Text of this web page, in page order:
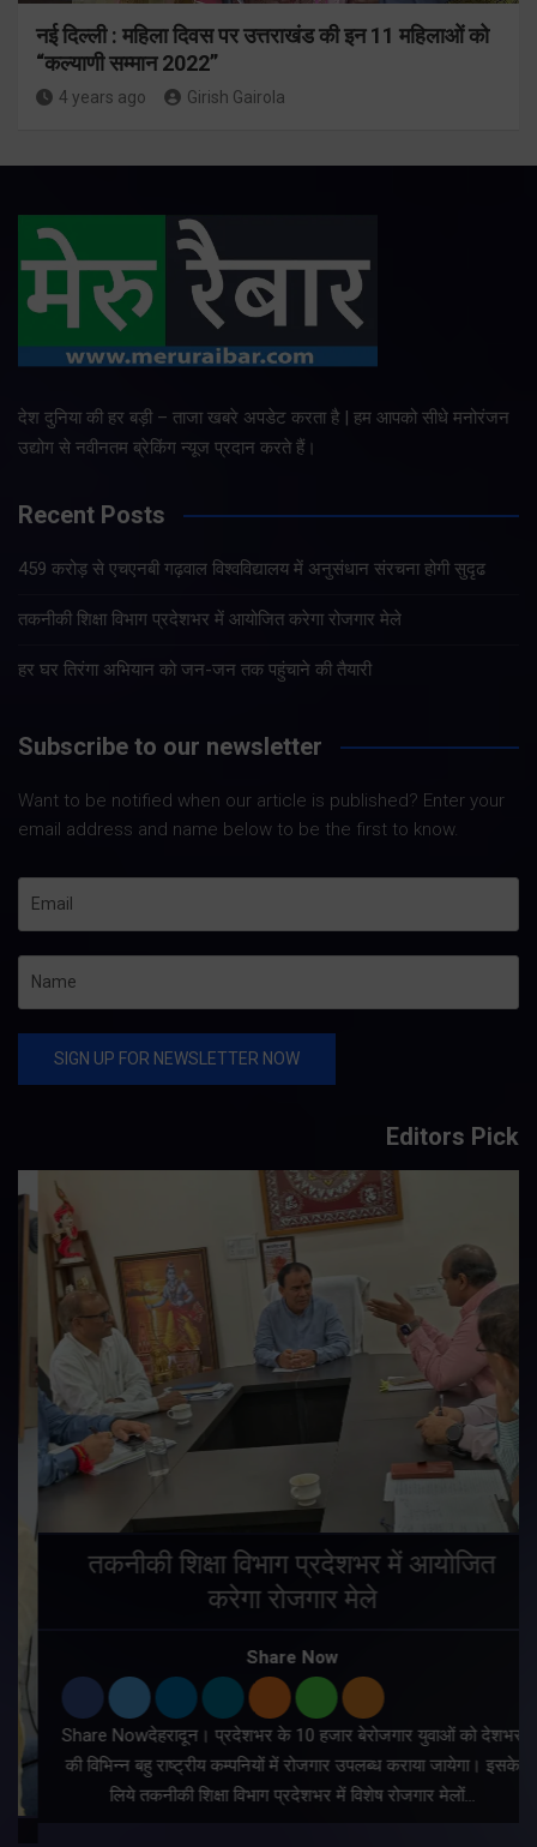
नई दिल्ली : महिला दिवस पर उत्तराखंड की इन 11 महिलाओं को
“कल्याणी सम्मान 2022”
4 years ago Girish Gairola
देश दुनिया की हर बड़ी – ताजा खबरे अपडेट करता है | हम आपको सीधे मनोरंजन
उद्योग से नवीनतम ब्रेकिंग न्यूज प्रदान करते हैं।
Recent Posts
459 करोड़ से एचएनबी गढ़वाल विश्वविद्यालय में अनुसंधान संरचना होगी सुदृढ
तकनीकी शिक्षा विभाग प्रदेशभर में आयोजित करेगा रोजगार मेले
हर घर तिरंगा अभियान को जन-जन तक पहुंचाने की तैयारी
Subscribe to our newsletter
Want to be notified when our article is published? Enter your
email address and name below to be the first to know.
Editors Pick
तकनीकी शिक्षा विभाग प्रदेशभर में आयोजित
करेगा रोजगार मेले
Share Now
Share Nowदेहरादून। प्रदेशभर के 10 हजार बेरोजगार युवाओं को देशभर
की विभिन्न बहु राष्ट्रीय कम्पनियों में रोजगार उपलब्ध कराया जायेगा। इसके
लिये तकनीकी शिक्षा विभाग प्रदेशभर में विशेष रोजगार मेलों…